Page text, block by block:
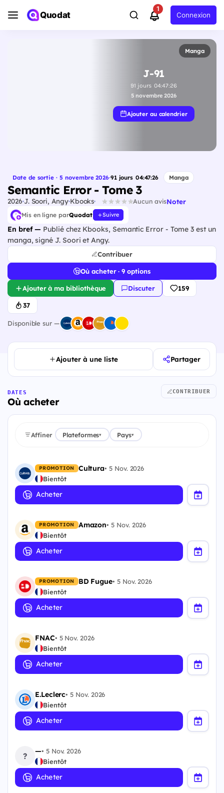
Quodat
1
Connexion
Manga
J-91
91 jours 04:47:25
5 novembre 2026
Ajouter au calendrier
Date de sortie · 5 novembre 2026·91 jours 04:47:25 Manga
Semantic Error - Tome 3
2026 J. Soori, AngyKbooks Aucun avisNoter
Mis en ligne parQuodat Suivre
En bref — Publié chez Kbooks, Semantic Error - Tome 3 est un
manga, signé J. Soori et Angy.
Contribuer
Où acheter · 9 options
Ajouter à ma bibliothèque Discuter 159
37
Disponible sur —
Ajouter à une liste Partager
DATES
Où acheter
CONTRIBUER
Affiner Plateformes▾ Pays▾
PROMOTION Cultura•5 Nov. 2026
Bientôt
Acheter
PROMOTION Amazon•5 Nov. 2026
Bientôt
Acheter
PROMOTION BD Fugue• 5 Nov. 2026
Bientôt
Acheter
FNAC• 5 Nov. 2026
Bientôt
Acheter
E.Leclerc•5 Nov. 2026
Bientôt
Acheter
?
—• 5 Nov. 2026
Bientôt
Acheter